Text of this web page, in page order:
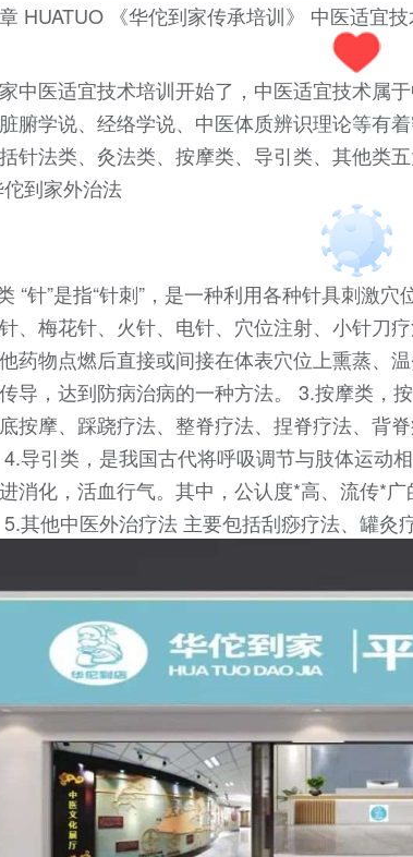
HUATUO 《华佗到家传承培训》 中医适宜
中医适宜技术培训开始了，中医适宜技术属
腑学说、经络学说、中医体质辨识理论等有
针法类、灸法类、按摩类、导引类、其他类
到家外治法
“针”是指“针刺”，是一种利用各种针具刺激
、梅花针、火针、电针、穴位注射、小针刀
药物点燃后直接或间接在体表穴位上熏蒸、
导，达到防病治病的一种方法。 3.按摩类，
按摩、踩跷疗法、整脊疗法、捏脊疗法、背
导引类，是我国古代将呼吸调节与肢体运动
消化，活血行气。其中，公认度*高、流传*
其他中医外治疗法 主要包括刮痧疗法、罐灸